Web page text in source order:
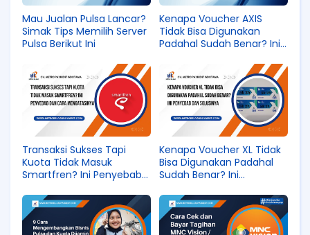
Mau Jualan Pulsa Lancar?
Simak Tips Memilih Server
Pulsa Berikut Ini
Kenapa Voucher AXIS
Tidak Bisa Digunakan
Padahal Sudah Benar? Ini
Transaksi Sukses Tapi
Kuota Tidak Masuk
Smartfren? Ini Penyebab
Kenapa Voucher XL Tidak
Bisa Digunakan Padahal
Sudah Benar? Ini